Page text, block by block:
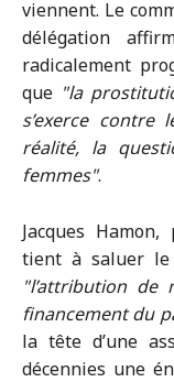
viennent. Le
délégation
radicalement
que
la
s’exerce contre
réalité, la
femmes .
Jacques
tient à saluer le
l’attribution de
financement du
la tête d’une
décennies une